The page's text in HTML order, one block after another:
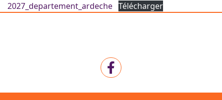
2027_departement_ardeche Télécharger